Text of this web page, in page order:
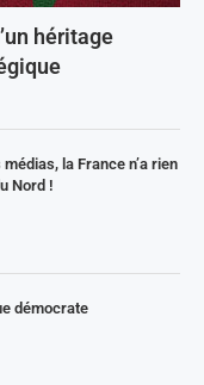
héritage
la France n’a rien
Nord !
démocrate